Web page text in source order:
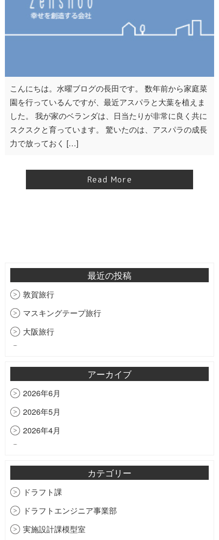
こんにちは。水曜ブログの長田です。 数年前から家庭菜
園を行っているんですが、最近アスパラと大葉を植えま
した。 我が家のベランダは、日当たりが非常に良く共に
スクスクと育っています。 驚いたのは、アスパラの成長
力で放っておく […]
Read More
最近の投稿
敦賀旅行
マスキングテープ旅行
大阪旅行
祝！創立20周年
匠心会
香港ディズニーランド
アーカイブ
2026年6月
2026年5月
2026年4月
2026年2月
2025年11月
2025年7月
カテゴリー
ドラフト課
ドラフトエンジニア事業部
実施設計課模型室